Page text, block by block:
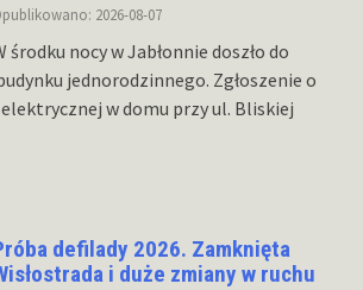
2026-08-07
środku nocy w Jabłonnie doszło do
jednorodzinnego. Zgłoszenie o
w domu przy ul. Bliskiej
defilady 2026. Zamknięta
i duże zmiany w ruchu